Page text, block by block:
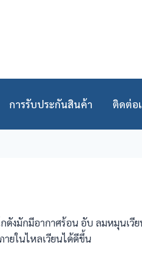
การรับประกันสินค้า ติดต่อ
ดังมักมีอากาศร้อน อับ ลมหมุนเวี
ยในไหลเวียนได้ดีขึ้น